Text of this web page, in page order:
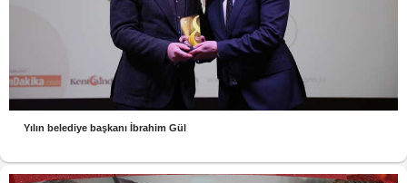
Yılın belediye başkanı İbrahim Gül